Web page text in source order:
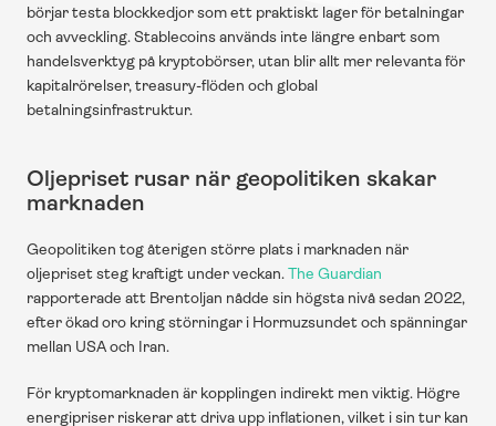
börjar testa blockkedjor som ett praktiskt lager för betalningar
och avveckling. Stablecoins används inte längre enbart som
handelsverktyg på kryptobörser, utan blir allt mer relevanta för
kapitalrörelser, treasury-flöden och global
betalningsinfrastruktur.
Oljepriset rusar när geopolitiken skakar
marknaden
Geopolitiken tog återigen större plats i marknaden när
oljepriset steg kraftigt under veckan. The Guardian
rapporterade att Brentoljan nådde sin högsta nivå sedan 2022,
efter ökad oro kring störningar i Hormuzsundet och spänningar
mellan USA och Iran.
För kryptomarknaden är kopplingen indirekt men viktig. Högre
energipriser riskerar att driva upp inflationen, vilket i sin tur kan